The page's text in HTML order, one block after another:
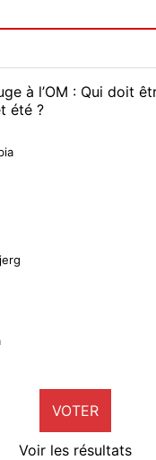
à l’OM : Qui doit
été ?
VOTER
Voir les résultats